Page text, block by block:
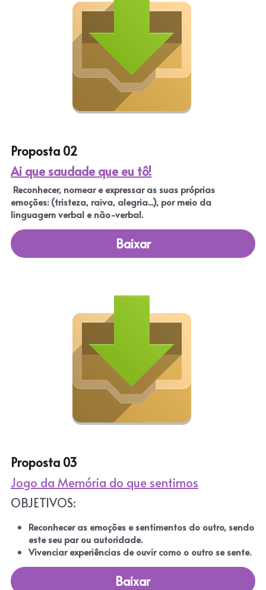
Proposta 02
Ai que saudade que eu tô!
Reconhecer, nomear e expressar as suas próprias
emoções: (tristeza, raiva, alegria...), por meio da
linguagem verbal e não-verbal.
Baixar
Proposta 03
Jogo da Memória do que sentimos
OBJETIVOS:
Reconhecer as emoções e sentimentos do outro, sendo
este seu par ou autoridade.
Vivenciar experiências de ouvir como o outro se sente.
Baixar